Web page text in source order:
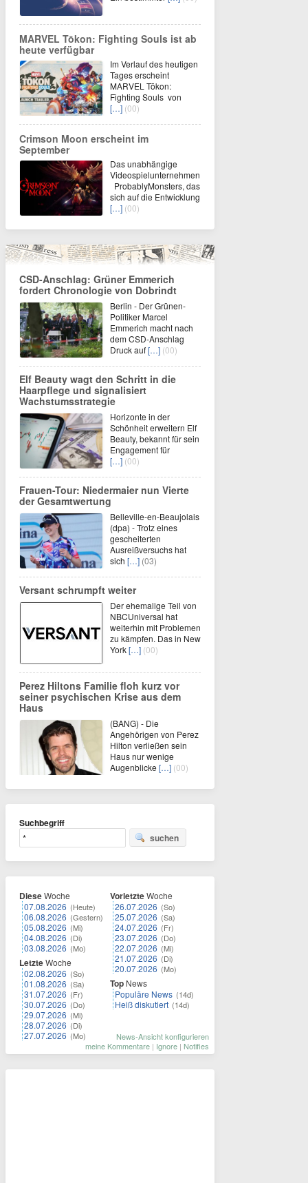
MARVEL Tōkon: Fighting Souls ist ab
heute verfügbar
Im Verlauf des heutigen
Tages erscheint
MARVEL Tōkon:
Fighting Souls von
[…] (00)
Crimson Moon erscheint im
September
Das unabhängige
Videospielunternehmen
ProbablyMonsters, das
sich auf die Entwicklung
[…] (00)
CSD-Anschlag: Grüner Emmerich
fordert Chronologie von Dobrindt
Berlin - Der Grünen-
Politiker Marcel
Emmerich macht nach
dem CSD-Anschlag
Druck auf[…] (00)
Elf Beauty wagt den Schritt in die
Haarpflege und signalisiert
Wachstumsstrategie
Horizonte in der
Schönheit erweitern Elf
Beauty, bekannt für sein
Engagement für
[…] (00)
Frauen-Tour: Niedermaier nun Vierte
der Gesamtwertung
Belleville-en-Beaujolais
(dpa) - Trotz eines
gescheiterten
Ausreißversuchs hat
sich […] (03)
Versant schrumpft weiter
Der ehemalige Teil von
NBCUniversal hat
weiterhin mit Problemen
zu kämpfen. Das in New
York[…] (00)
Perez Hiltons Familie floh kurz vor
seiner psychischen Krise aus dem
Haus
(BANG) - Die
Angehörigen von Perez
Hilton verließen sein
Haus nur wenige
Augenblicke […] (00)
Suchbegriff
suchen
DieseWoche
07.08.2026 (Heute)
06.08.2026 (Gestern)
05.08.2026 (Mi)
04.08.2026 (Di)
03.08.2026 (Mo)
LetzteWoche
02.08.2026 (So)
01.08.2026 (Sa)
31.07.2026 (Fr)
30.07.2026 (Do)
29.07.2026 (Mi)
28.07.2026 (Di)
27.07.2026 (Mo)
VorletzteWoche
26.07.2026 (So)
25.07.2026 (Sa)
24.07.2026 (Fr)
23.07.2026 (Do)
22.07.2026 (Mi)
21.07.2026 (Di)
20.07.2026 (Mo)
Top News
Populäre News (14d)
Heiß diskutiert (14d)
News-Ansicht konfigurieren
meine Kommentare | Ignore | Notifies